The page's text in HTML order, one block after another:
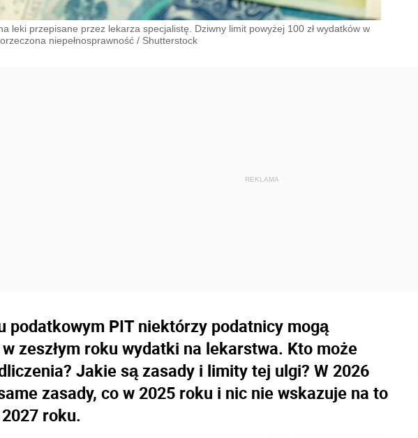
leki przepisane przez lekarza specjalistę. Dziwny limit powyżej 100 zł wydatków w
niepełnosprawność / Shutterstock
podatkowym PIT niektórzy podatnicy mogą
zeszłym roku wydatki na lekarstwa. Kto może
Jakie są zasady i limity tej ulgi? W 2026
zasady, co w 2025 roku i nic nie wskazuje na to
roku.